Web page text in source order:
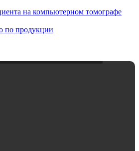
на компьютерном томографе
по продукции